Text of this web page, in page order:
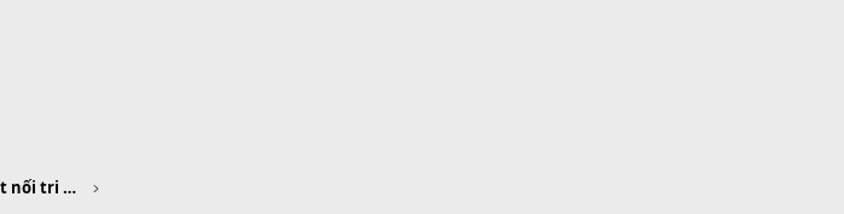
Giải Chuyên đề học tập Toán 10 Kết nối tri thức